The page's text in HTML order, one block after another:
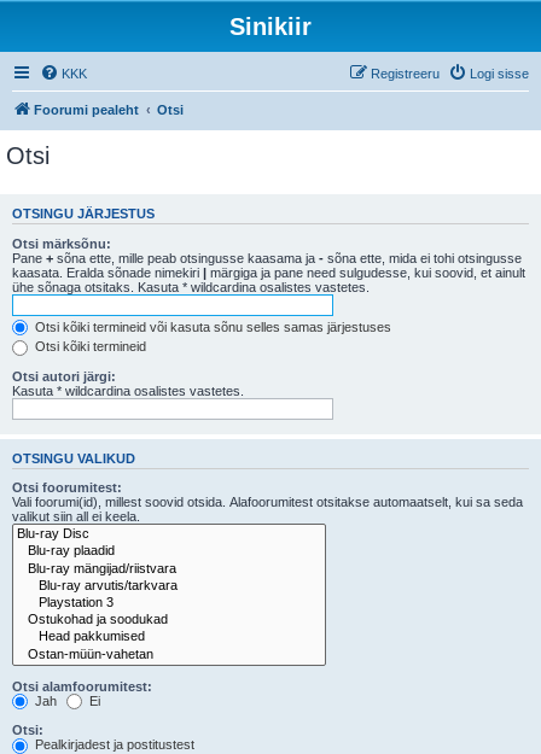
Sinikiir
KKK Logi sisse
Registreeru
Foorumi pealeht Otsi
Otsi
OTSINGU JÄRJESTUS
Otsi märksõnu:
Pane + sõna ette, mille peab otsingusse kaasama ja - sõna ette, mida ei tohi otsingusse
kaasata. Eralda sõnade nimekiri | märgiga ja pane need sulgudesse, kui soovid, et ainult
ühe sõnaga otsitaks. Kasuta * wildcardina osalistes vastetes.
Otsi kõiki termineid või kasuta sõnu selles samas järjestuses
Otsi kõiki termineid
Otsi autori järgi:
Kasuta * wildcardina osalistes vastetes.
OTSINGU VALIKUD
Otsi foorumitest:
Vali foorumi(id), millest soovid otsida. Alafoorumitest otsitakse automaatselt, kui sa seda
valikut siin all ei keela.
Otsi alamfoorumitest:
Jah
Ei
Otsi:
Pealkirjadest ja postitustest